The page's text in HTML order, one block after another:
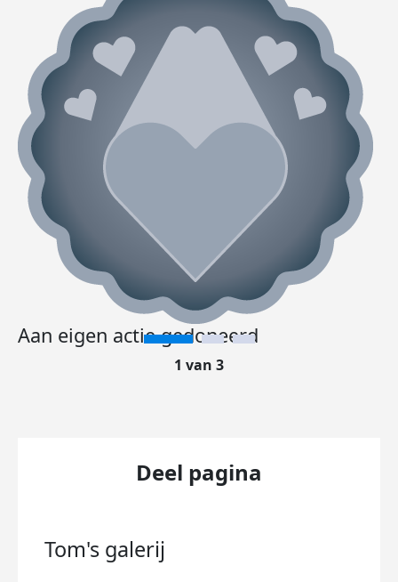
Aan eigen actie gedoneerd
1 van 3
Deel pagina
Tom's galerij